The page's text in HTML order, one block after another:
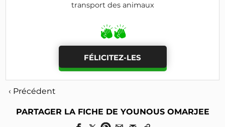
transport des animaux
FÉLICITEZ-LES
‹ Précédent
PARTAGER LA FICHE DE YOUNOUS OMARJEE